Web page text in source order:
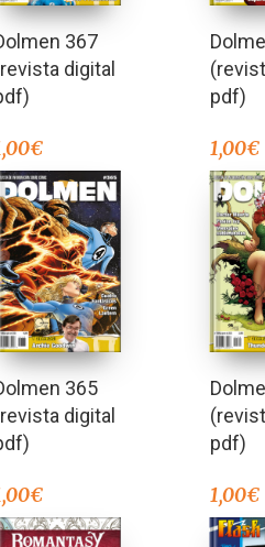
367
digital
€
pdf)
1,00€
365
digital
€
pdf)
1,00€